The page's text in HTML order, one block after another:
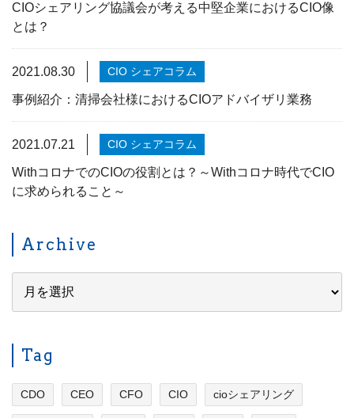
CIOシェアリング協議会が考える中堅企業におけるCIO像
とは？
2021.08.30 CIO シェアコラム
事例紹介：清掃会社様におけるCIOアドバイザリ業務
2021.07.21 CIO シェアコラム
WithコロナでのCIOの役割とは？～Withコロナ時代でCIO
に求められること～
Archive
Tag
CDO CEO CFO CIO cioシェアリング